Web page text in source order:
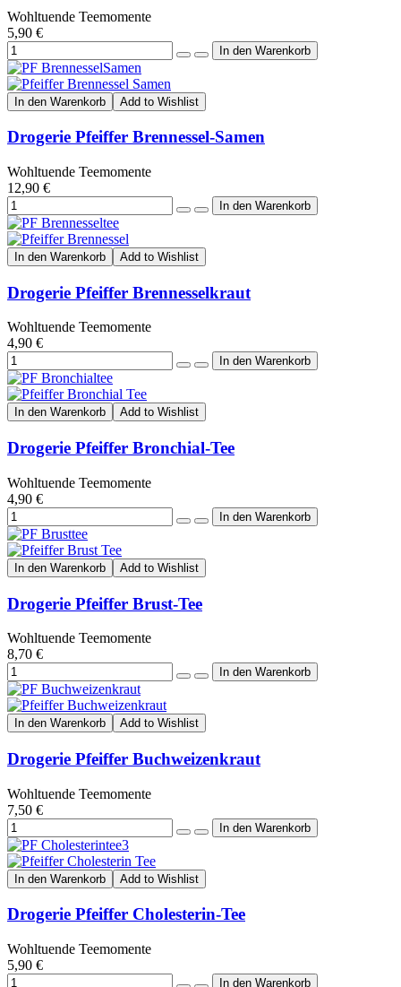
Wohltuende Teemomente
5,90 €
In den Warenkorb Add to Wishlist
Drogerie Pfeiffer Brennessel-Samen
Wohltuende Teemomente
12,90 €
In den Warenkorb Add to Wishlist
Drogerie Pfeiffer Brennesselkraut
Wohltuende Teemomente
4,90 €
In den Warenkorb Add to Wishlist
Drogerie Pfeiffer Bronchial-Tee
Wohltuende Teemomente
4,90 €
In den Warenkorb Add to Wishlist
Drogerie Pfeiffer Brust-Tee
Wohltuende Teemomente
8,70 €
In den Warenkorb Add to Wishlist
Drogerie Pfeiffer Buchweizenkraut
Wohltuende Teemomente
7,50 €
In den Warenkorb Add to Wishlist
Drogerie Pfeiffer Cholesterin-Tee
Wohltuende Teemomente
5,90 €